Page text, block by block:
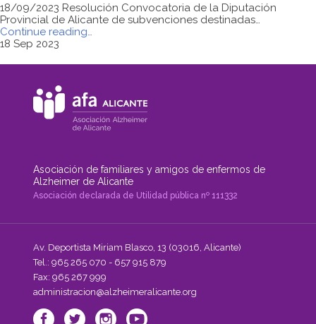
18/09/2023 Resolución Convocatoria de la Diputación
Provincial de Alicante de subvenciones destinadas…
Continue reading
Resolución
2023
de
subvenciones
para
de
carácter
de
formativo,
y/o
y
de
sensibilización
en
la
Provincia
de
…
18 Sep 2023
Asociación de familiares y amigos de enfermos de
Alzheimer de Alicante
Asociación declarada de Utilidad pública nº 111332
Av. Deportista Miriam Blasco, 13 (03016, Alicante)
Tel.: 965 265 070 - 657 915 879
Fax: 965 267 999
administracion@alzheimeralicante.org